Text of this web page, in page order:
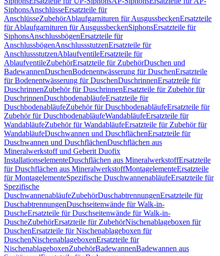
SiphonsAnschlüsseErsatzteile für
AnschlüsseZubehörAblaufgarnituren für AusgussbeckenErsatzteile
für Ablaufgarnituren für AusgussbeckenSiphonsErsatzteile für
SiphonsAnschlussbögenErsatzteile für
AnschlussbögenAnschlussstutzenErsatzteile für
AnschlussstutzenAblaufventileErsatzteile für
AblaufventileZubehörErsatzteile für ZubehörDuschen und
BadewannenDuschenBodenentwässerung für DuschenErsatzteile
für Bodenentwässerung für DuschenDuschrinnenErsatzteile für
DuschrinnenZubehör für DuschrinnenErsatzteile für Zubehör für
DuschrinnenDuschbodenabläufeErsatzteile für
DuschbodenabläufeZubehör für DuschbodenabläufeErsatzteile für
Zubehör für DuschbodenabläufeWandabläufeErsatzteile für
WandabläufeZubehör für WandabläufeErsatzteile für Zubehör für
WandabläufeDuschwannen und DuschflächenErsatzteile für
Duschwannen und DuschflächenDuschflächen aus
Mineralwerkstoff und Geberit Duofix
InstallationselementeDuschflächen aus MineralwerkstoffErsatzteile
für Duschflächen aus MineralwerkstoffMontagelementeErsatzteile
für MontagelementeSpezifische DuschwannenabläufeErsatzteile für
Spezifische
DuschwannenabläufeZubehörDuschabtrennungenErsatzteile für
DuschabtrennungenDuschseitenwände für Walk-in-
DuscheErsatzteile für Duschseitenwände für Walk-in-
DuscheZubehörErsatzteile für ZubehörNischenablageboxen für
DuschenErsatzteile für Nischenablageboxen für
DuschenNischenablageboxenErsatzteile für
NischenablageboxenZubehörBadewannenBadewannen aus